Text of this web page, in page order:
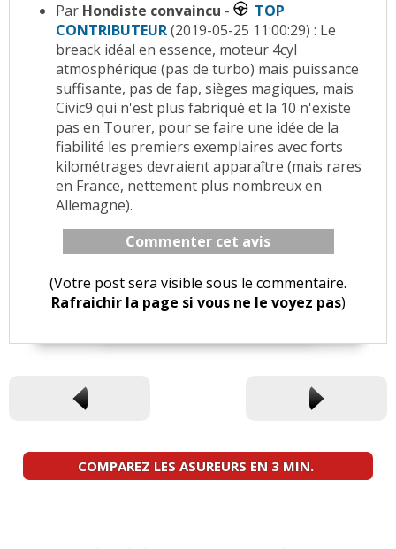
Par Hondiste convaincu -
TOP
CONTRIBUTEUR(2019-05-25 11:00:29) : Le
breack idéal en essence, moteur 4cyl
atmosphérique (pas de turbo) mais puissance
suffisante, pas de fap, sièges magiques, mais
Civic9 qui n'est plus fabriqué et la 10 n'existe
pas en Tourer, pour se faire une idée de la
fiabilité les premiers exemplaires avec forts
kilométrages devraient apparaître (mais rares
en France, nettement plus nombreux en
Allemagne).
Commenter cet avis
(Votre post sera visible sous le commentaire.
Rafraichir la page si vous ne le voyez pas)
COMPAREZ LES ASUREURS EN 3 MIN.